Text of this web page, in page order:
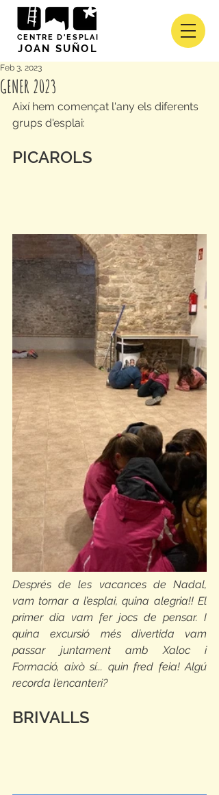
CENTRE D'ESPLAI
JOAN SUÑOL
GENER 2023
Feb 3, 2023
Així hem començat l'any els diferents
grups d'esplai:
PICAROLS
Després de les vacances de Nadal,
vam tornar a l’esplai, quina alegria!! El
primer dia vam fer jocs de pensar. I
quina excursió més divertida vam
passar juntament amb Xaloc i
Formació, això sí... quin fred feia! Algú
recorda l’encanteri?
BRIVALLS